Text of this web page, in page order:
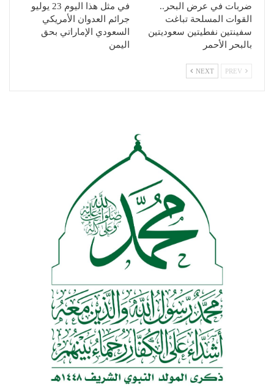
ضربات في عرض البحر..
القوات المسلحة تباغت
سفينتين نفطيتين سعوديتين
بالبحر الأحمر
في مثل هذا اليوم 23 يوليو
جرائم العدوان الأمريكي
السعودي الإماراتي بحق
اليمن
NEXT